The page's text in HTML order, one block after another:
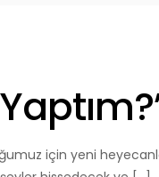
için yeni